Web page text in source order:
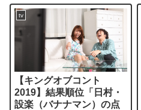
tv
【キングオブコント
2019】結果順位「日村・
設楽（バナナマン）の点